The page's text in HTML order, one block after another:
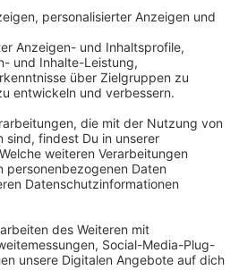
dich.
anmelden
uns etwas sagen?
Hotline